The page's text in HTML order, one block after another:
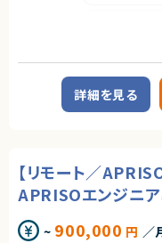
CTO/VPoE/テックリード
■事業概要
事業部を横断した開発の支援
事業立ち上げの支援や事業ブ
一つのサービスだけじゃなく
めに動きます。
詳細を見る
【リモート／
APRISOエンジニ
~ 900,000 円 ／